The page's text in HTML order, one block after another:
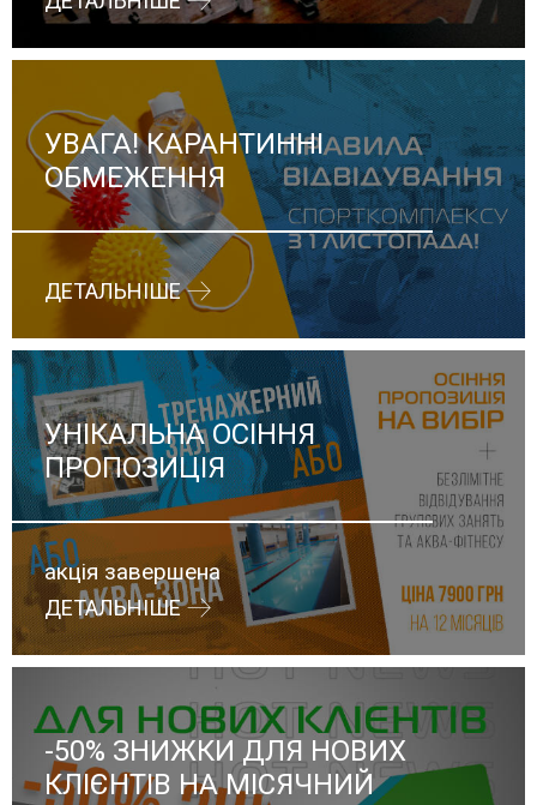
УВАГА! КАРАНТИННІ
ОБМЕЖЕННЯ
ДЕТАЛЬНІШЕ
УНІКАЛЬНА ОСІННЯ
ПРОПОЗИЦІЯ
акція завершена
ДЕТАЛЬНІШЕ
-50% ЗНИЖКИ ДЛЯ НОВИХ
КЛІЄНТІВ НА МІСЯЧНИЙ